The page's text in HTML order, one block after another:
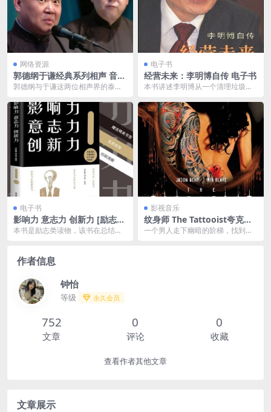
网络资源
郭德纲于谦经典系列相声 音频
版【入眠神器】
郭德纲与于谦这两位相声界的泰
绝的听觉大餐。巧妙构思...
电子书
经营未来：李明博自传 电子书
本书讲述李明博从一个清理垃圾卖
的学生会主席，到军事...
电子书
影响力 意志力 创新力 [ 励志成
功] [pdf+全格式]
本书是励志类读物，该书在总结众
影视音乐
纹身师 The Tattooist夸克网
盘下载 (2007) 1080P
一个男人走下幽暗的阶梯，找到了
作者信息
钟怡
等级 永久会员
752
文章
0
评论
0
收藏
查看作者其他文章
文章展示